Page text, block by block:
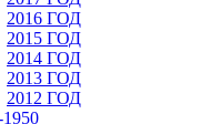
2016 ГОД
2015 ГОД
2014 ГОД
2013 ГОД
2012 ГОД
1950